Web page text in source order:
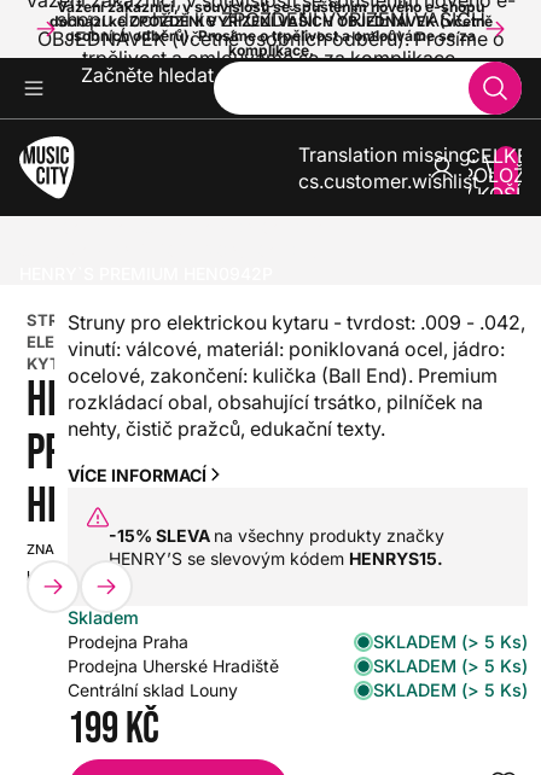
Vážení zákazníci, v souvislosti se spuštěním nového e-shopu
dochází ke ZPOŽDĚNÍ VYŘÍZENÍ VAŠICH OBJEDNÁVEK (včetně
osobních odběrů). Prosíme o trpělivost a omlouváme se za
komplikace.
shopu dochází ke ZPOŽDĚNÍ VYŘÍZENÍ VAŠICH
OBJEDNÁVEK (včetně osobních odběrů). Prosíme o
trpělivost a omlouváme se za komplikace.
Začněte hledat
Translation missing:
cs.customer.wishlist
V
0
STRUNY PRO
ELEKTRICKOU
KYTARU
HENRY`S
PREMIUM
HEN0942P
ZNAČKA:
HENRY'S
SKU:
HX0000000105566
Struny pro elektrickou kytaru - tvrdost: .009 - .042,
vinutí: válcové, materiál: poniklovaná ocel, jádro:
ocelové, zakončení: kulička (Ball End). Premium
rozkládací obal, obsahující trsátko, pilníček na
nehty, čistič pražců, edukační texty.
VÍCE INFORMACÍ
-15% SLEVA na všechny produkty značky
HENRY’S se slevovým kódem HENRYS15.
Skladem
Prodejna Praha
SKLADEM (> 5 Ks)
Prodejna Uherské Hradiště
SKLADEM (> 5 Ks)
Centrální sklad Louny
SKLADEM (> 5 Ks)
199 Kč